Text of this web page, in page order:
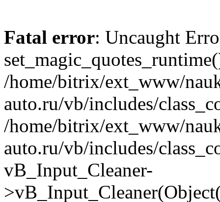
Fatal error: Uncaught
/home/bitrix/ext_www/
auto.ru/vb/includes/
/home/bitrix/ext_www/
auto.ru/vb/includes/
vB_Input_Cleaner-